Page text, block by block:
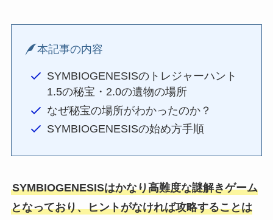
本記事の内容
SYMBIOGENESISのトレジャーハント
1.5の秘宝・2.0の遺物の場所
なぜ秘宝の場所がわかったのか？
SYMBIOGENESISの始め方手順
SYMBIOGENESISはかなり高難度な謎解きゲーム
となっており、ヒントがなければ攻略することは